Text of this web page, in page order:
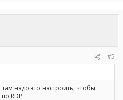
#5
надо это настроить, чтобы
RDP